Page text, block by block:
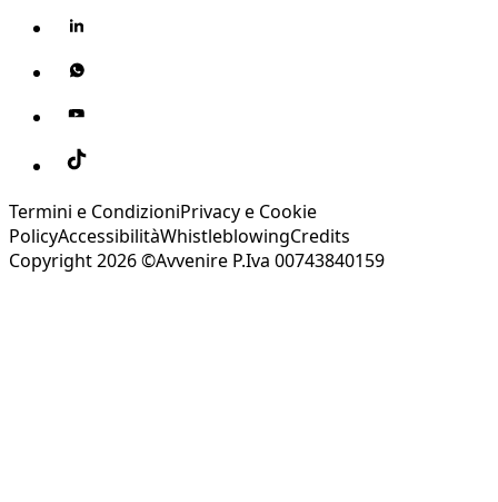
Termini e CondizioniPrivacy e Cookie
PolicyAccessibilitàWhistleblowingCredits
Copyright 2026 ©Avvenire P.Iva 00743840159